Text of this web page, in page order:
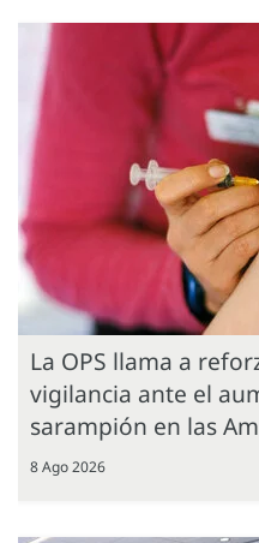
La OPS llama a
vigilancia ante el
sarampión en las
8 Ago 2026